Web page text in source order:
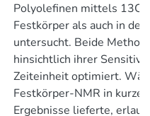
Polyolefinen mittels 13C
Festkörper als auch in der
untersucht. Beide
hinsichtlich ihrer
Zeiteinheit optimiert.
Festkörper-NMR in
Ergebnisse lieferte,